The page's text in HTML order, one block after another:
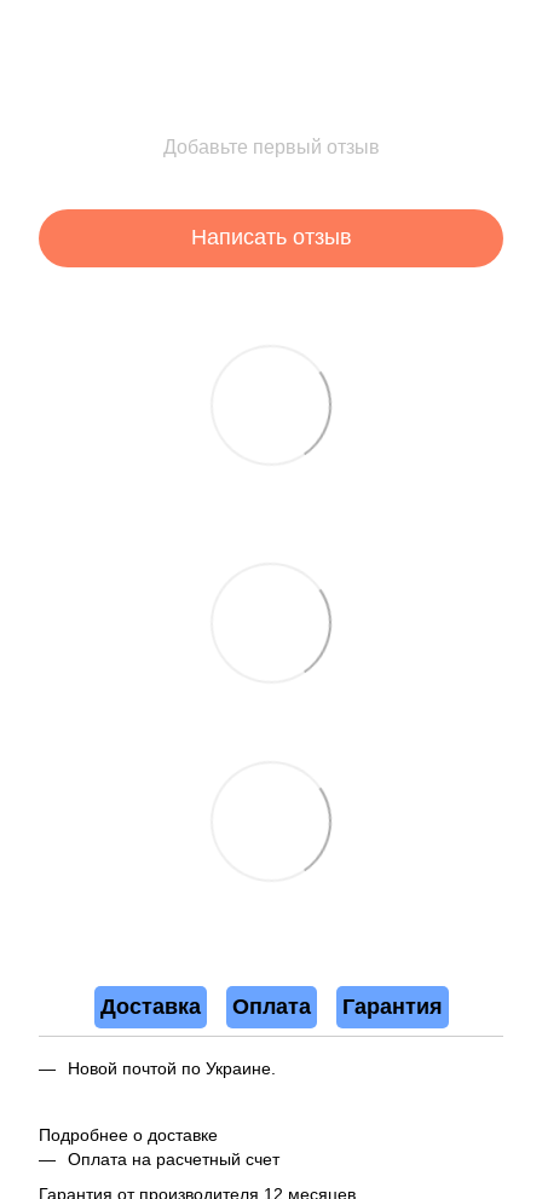
Добавьте первый отзыв
Написать отзыв
Доставка Оплата Гарантия
Новой почтой по Украине.
Подробнее о доставке
Оплата на расчетный счет
Гарантия от производителя 12 месяцев